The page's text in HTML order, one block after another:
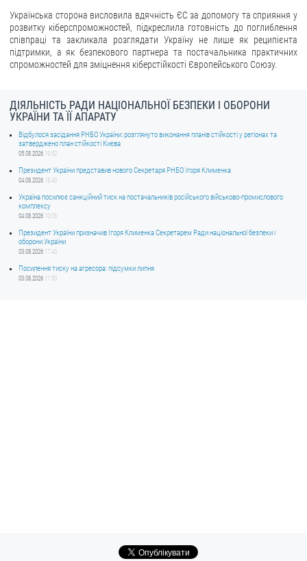
Українська сторона висловила вдячність ЄС за допомогу та сприяння у
розвитку кіберспроможностей, підкреслила готовність до поглиблення
співпраці та закликала розглядати Україну не лише як реципієнта
підтримки, а як безпекового партнера та постачальника практичних
спроможностей для зміцнення кіберстійкості Європейського Союзу.
ДІЯЛЬНІСТЬ РАДИ НАЦІОНАЛЬНОЇ БЕЗПЕКИ І ОБОРОНИ
УКРАЇНИ ТА ЇЇ АПАРАТУ
Відбулося засідання РНБО України: розглянуто виконання планів стійкості у регіонах та
затверджено план стійкості Києва
05.08.2026 19:52
Президент України представив нового Секретаря РНБО Ігоря Клименка
04.08.2026 18:40
Україна посилює санкційний тиск на постачальників російського військово-промислового
комплексу
04.08.2026 10:06
Президент України призначив Ігоря Клименка Секретарем Ради національної безпеки і
оборони України
03.08.2026 17:40
Посилення тиску на агресора: підсумки липня
03.08.2026 11:50